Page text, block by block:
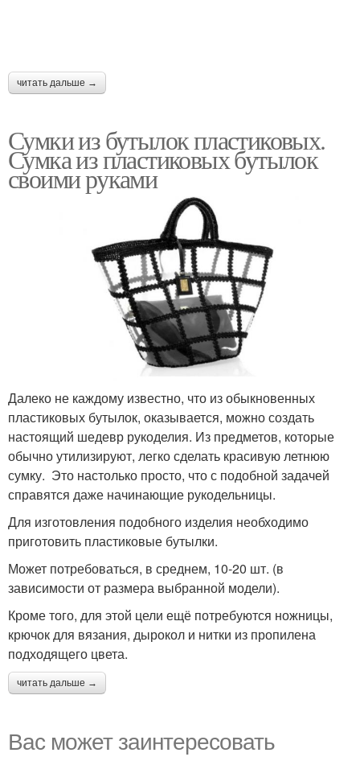
читать дальше →
Сумки из бутылок пластиковых.
Сумка из пластиковых бутылок
своими руками
Далеко не каждому известно, что из обыкновенных
пластиковых бутылок, оказывается, можно создать
настоящий шедевр рукоделия. Из предметов, которые
обычно утилизируют, легко сделать красивую летнюю
сумку. Это настолько просто, что с подобной задачей
справятся даже начинающие рукодельницы.
Для изготовления подобного изделия необходимо
приготовить пластиковые бутылки.
Может потребоваться, в среднем, 10-20 шт. (в
зависимости от размера выбранной модели).
Кроме того, для этой цели ещё потребуются ножницы,
крючок для вязания, дырокол и нитки из пропилена
подходящего цвета.
читать дальше →
Вас может заинтересовать